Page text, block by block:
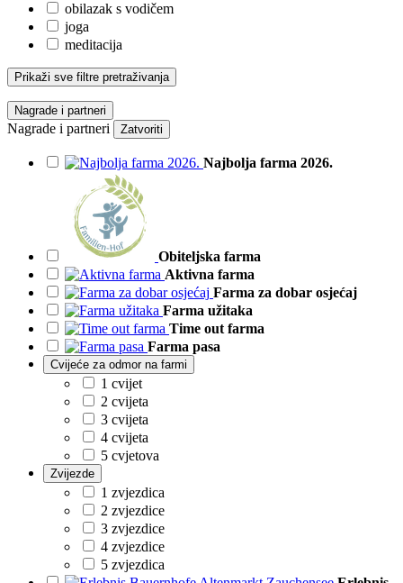
obilazak s vodičem
joga
meditacija
Prikaži sve filtre pretraživanja
Nagrade i partneri
Nagrade i partneri Zatvoriti
Najbolja farma 2026.
Obiteljska farma
Aktivna farma
Farma za dobar osjećaj
Farma užitaka
Time out farma
Farma pasa
Cvijeće za odmor na farmi
1 cvijet
2 cvijeta
3 cvijeta
4 cvijeta
5 cvjetova
Zvijezde
1 zvjezdica
2 zvjezdice
3 zvjezdice
4 zvjezdice
5 zvjezdica